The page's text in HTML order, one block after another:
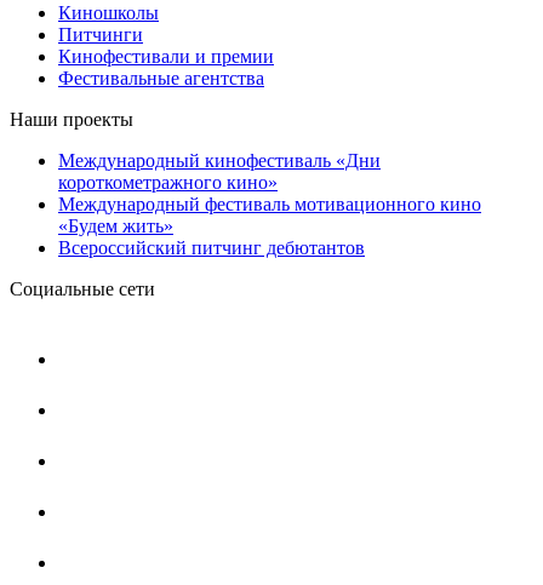
Киношколы
Питчинги
Кинофестивали и премии
Фестивальные агентства
Наши проекты
Международный кинофестиваль «Дни
короткометражного кино»
Международный фестиваль мотивационного кино
«Будем жить»
Всероссийский питчинг дебютантов
Социальные сети